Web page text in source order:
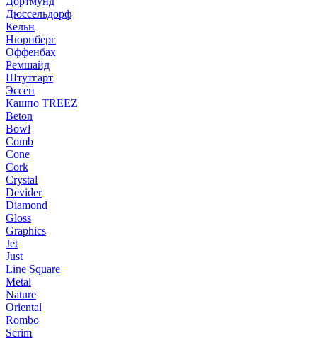
Дюссельдорф
Кельн
Нюрнберг
Оффенбах
Ремшайд
Штутгарт
Эссен
Кашпо TREEZ
Beton
Bowl
Comb
Cone
Cork
Crystal
Devider
Diamond
Gloss
Graphics
Jet
Just
Line Square
Metal
Nature
Oriental
Rombo
Scrim